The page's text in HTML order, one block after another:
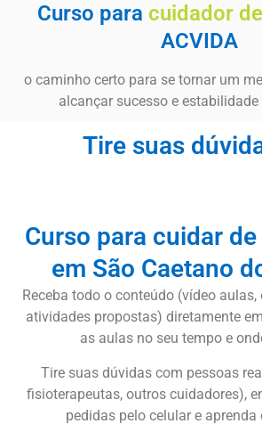
Curso para cuidador
ACVIDA
o caminho certo para se tornar um
alcançar sucesso e estabilidade
Tire suas
Curso para cuidar
em São Caetano
Receba todo o conteúdo (vídeo
atividades propostas) diretamente
as aulas no seu tempo e
Tire suas dúvidas com pessoas
fisioterapeutas, outros cuidadores),
pedidas pelo celular e aprenda